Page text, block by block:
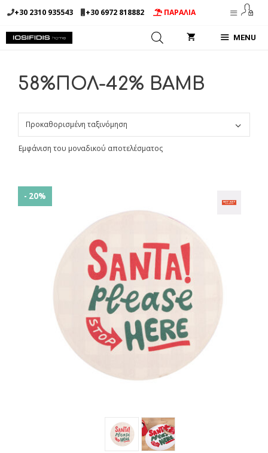
Μετάβαση
σε
περιεχόμενο
+30 2310 935543 +30 6972 818882 ΠΑΡΑΛΙΑ
MENU
58%ΠΟΛ-42% BAMB
Εμφάνιση του μοναδικού αποτελέσματος
- 20%